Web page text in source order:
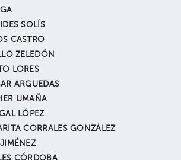
SOLÍS
CASTRO
ZELEDÓN
LORES
ARGUEDAS
UMAÑA
LÓPEZ
CORRALES GONZÁLEZ
CÓRDOBA